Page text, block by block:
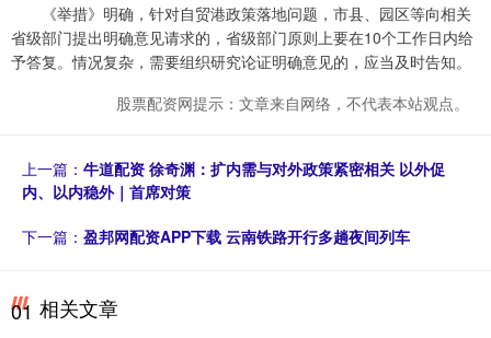
《举措》明确，针对自贸港政策落地问题，市县、园区等向相关
省级部门提出明确意见请求的，省级部门原则上要在10个工作日内给
予答复。情况复杂，需要组织研究论证明确意见的，应当及时告知。
股票配资网提示：文章来自网络，不代表本站观点。
上一篇： 牛道配资 徐奇渊：扩内需与对外政策紧密相关 以外促
内、以内稳外｜首席对策
下一篇： 盈邦网配资APP下载 云南铁路开行多趟夜间列车
01 相关文章